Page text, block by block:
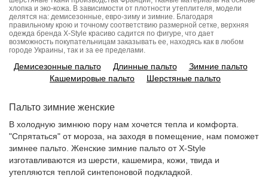
хлопка и эко-кожа. В зависимости от плотности утеплителя, модели
делятся на: демисезонные, евро-зиму и зимние. Благодаря
правильному крою и точному соответствию размерной сетке, верхняя
одежда бренда X-Style красиво садится по фигуре, что дает
возможность покупательницам заказывать ее, находясь как в любом
городе Украины, так и за ее пределами.
Демисезонные пальто Длинные пальто
Зимние пальто
Кашемировые пальто
Шерстяные пальто
Пальто зимние женские
В холодную зимнюю пору нам хочется тепла и комфорта.
"Спрятаться" от мороза, на заходя в помещение, нам поможет
зимнее пальто. Женские зимние пальто от X-Style
изготавливаются из шерсти, кашемира, кожи, твида и
утепляются теплой синтепоновой подкладкой.